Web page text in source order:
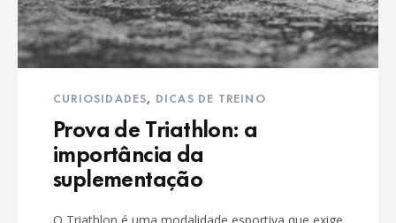
CURIOSIDADES, DICAS DE TREINO
Prova de Triathlon: a
importância da
suplementação
O Triathlon é uma modalidade esportiva que exige